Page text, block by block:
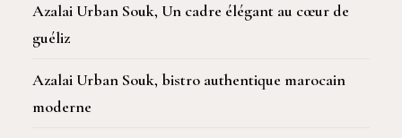
Azalai Urban Souk, Un cadre élégant au cœur de
guéliz
Azalai Urban Souk, bistro authentique marocain
moderne